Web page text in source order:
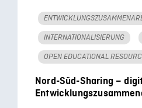
INTERNATIONALISIERUNG
OPEN EDUCATIONAL
Nord-Süd-Sharing –